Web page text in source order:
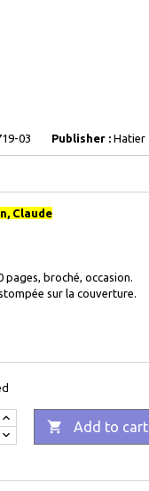
03 Publisher : Hatier
Claude
pages, broché, occasion.
sur la couverture.
 Add to cart